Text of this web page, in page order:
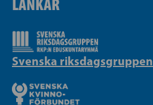
LÄNKAR
Svenska riksdagsgruppen